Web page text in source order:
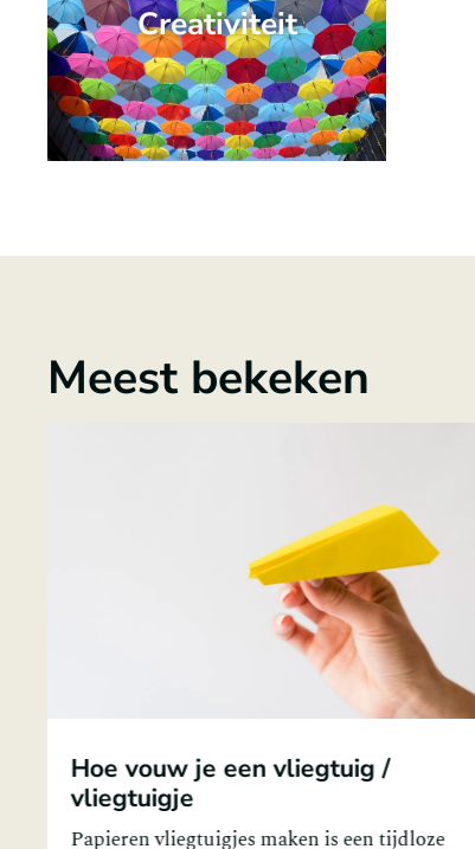
Creativiteit
Meest bekeken
Hoe vouw je een envelop
Het vouwen van een envelop is een handige
vaardigheid om te beheersen, vooral wanneer je